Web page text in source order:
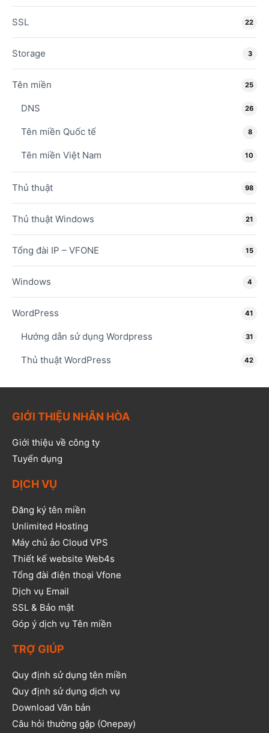
SSL 22
Storage 3
Tên miền 25
DNS 26
Tên miền Quốc tế 8
Tên miền Việt Nam 10
Thủ thuật 98
Thủ thuật Windows 21
Tổng đài IP – VFONE 15
Windows 4
WordPress 41
Hướng dẫn sử dụng Wordpress 31
Thủ thuật WordPress 42
GIỚI THIỆU NHÂN HÒA
Giới thiệu về công ty
Tuyển dụng
DỊCH VỤ
Đăng ký tên miền
Unlimited Hosting
Máy chủ ảo Cloud VPS
Thiết kế website Web4s
Tổng đài điện thoại Vfone
Dịch vụ Email
SSL & Bảo mật
Góp ý dịch vụ Tên miền
TRỢ GIÚP
Quy định sử dụng tên miền
Quy định sử dụng dịch vụ
Download Văn bản
Câu hỏi thường gặp (Onepay)